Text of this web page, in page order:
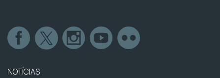
NOTÍCIAS